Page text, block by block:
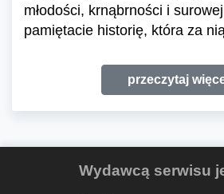
młodości, krnąbrności i
pamiętacie historię, która za
przeczytaj
Wydawcą serwisu